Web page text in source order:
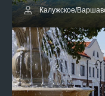
Калужское/